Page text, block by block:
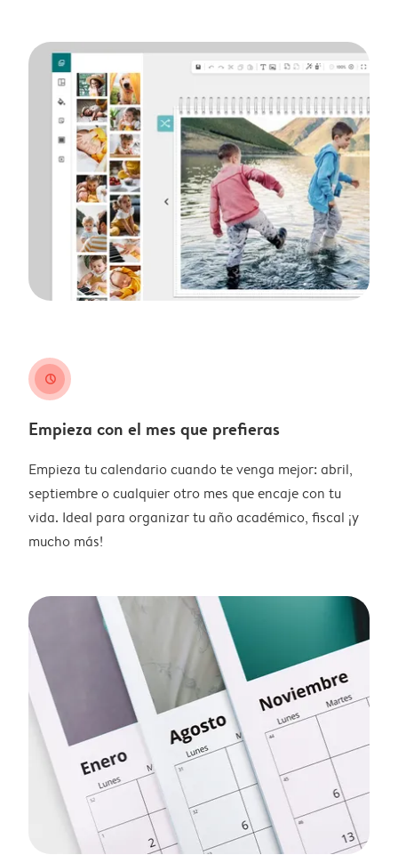
clock
Empieza con el mes que prefieras
Empieza tu calendario cuando te venga mejor: abril,
septiembre o cualquier otro mes que encaje con tu
vida. Ideal para organizar tu año académico, fiscal ¡y
mucho más!